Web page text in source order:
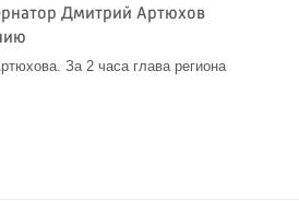
Дмитрий Артюхов
За 2 часа глава региона